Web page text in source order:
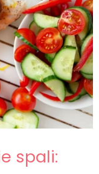
spali: